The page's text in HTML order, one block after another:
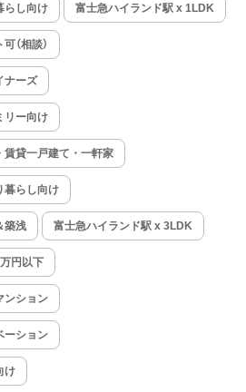
らし向け 富士急ハイランド駅 x 1LDK
（相談）
ナーズ
リー向け
賃貸一戸建て・一軒家
暮らし向け
築浅 富士急ハイランド駅 x 3LDK
円以下
ンション
ーション
け